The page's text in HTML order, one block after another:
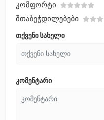
Კომფორტი
Შთაბეჭდილებები
თქვენი სახელი
კომენტარი